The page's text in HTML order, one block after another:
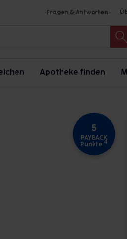
Fragen & Antworten
Apotheke finden
5
PAYBACK
Punkte 4